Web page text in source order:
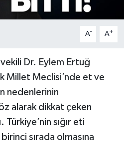
A- A+
Dr. Eylem Ertuğ
Millet Meclisi’nde et ve
nedenlerinin
alarak dikkat çeken
sığır eti
sırada olmasına